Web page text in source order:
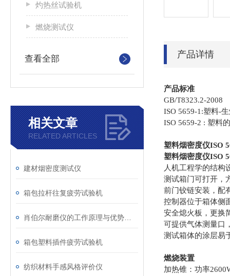
灼热丝试验机
燃烧测试仪
查看全部
相关文章
RELATED ARTICLES
建材烟密度测试仪
箱包拉杆往复疲劳试验机
箱包塑料插件疲劳试验机
纺织材料手感风格评价仪
产品详情
产品标准
GB/T8323.2-2008
ISO 5659-1:塑料-
ISO 5659-2 : 塑料
塑料烟密度仪ISO
塑料烟密度仪ISO
人机工程学的结构
测试箱门可打开，
前门铰链安装，配
控制器位于箱体侧
安全熄火板，更换
可提供气体测量口
测试箱体的涂层易
燃烧装置
加热锥：功率